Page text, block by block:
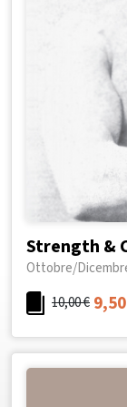
Strength &
Ottobre/
10,00€ 9,50